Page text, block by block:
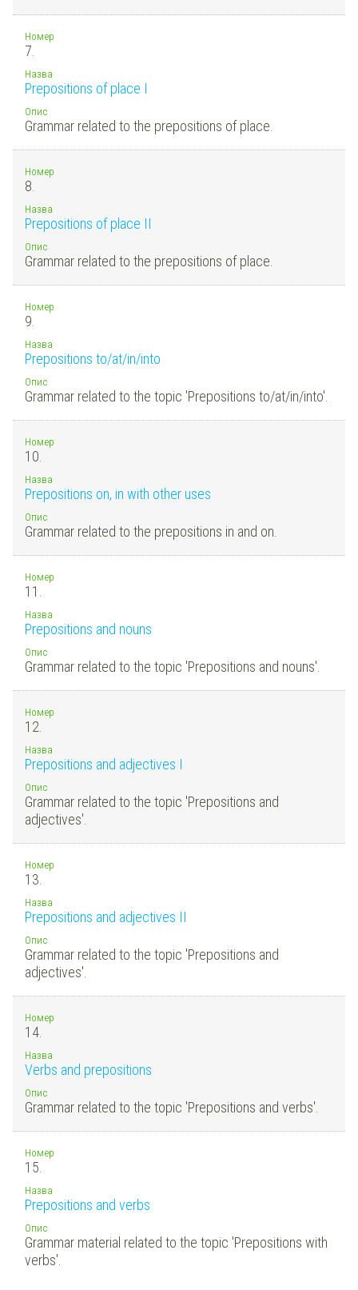
Номер
7.
Назва
Prepositions of place I
Опис
Grammar related to the prepositions of place.
Номер
8.
Назва
Prepositions of place II
Опис
Grammar related to the prepositions of place.
Номер
9.
Назва
Prepositions to/at/in/into
Опис
Grammar related to the topic 'Prepositions to/at/in/into'.
Номер
10.
Назва
Prepositions on, in with other uses
Опис
Grammar related to the prepositions in and on.
Номер
11.
Назва
Prepositions and nouns
Опис
Grammar related to the topic 'Prepositions and nouns'.
Номер
12.
Назва
Prepositions and adjectives I
Опис
Grammar related to the topic 'Prepositions and
adjectives'.
Номер
13.
Назва
Prepositions and adjectives II
Опис
Grammar related to the topic 'Prepositions and
adjectives'.
Номер
14.
Назва
Verbs and prepositions
Опис
Grammar related to the topic 'Prepositions and verbs'.
Номер
15.
Назва
Prepositions and verbs
Опис
Grammar material related to the topic 'Prepositions with
verbs'.